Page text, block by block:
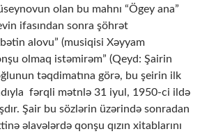
olan bu mahnı “Ögey ana”
ifasından sonra şöhrət
alovu” (musiqisi Xəyyam
olmaq istəmirəm” (Qeyd: Şairin
təqdimatına görə, bu şeirin ilk
fərqli mətnlə 31 iyul, 1950-ci ildə
Şair bu sözlərin üzərində sonradan
əlavələrdə qonşu qızın xitablarını